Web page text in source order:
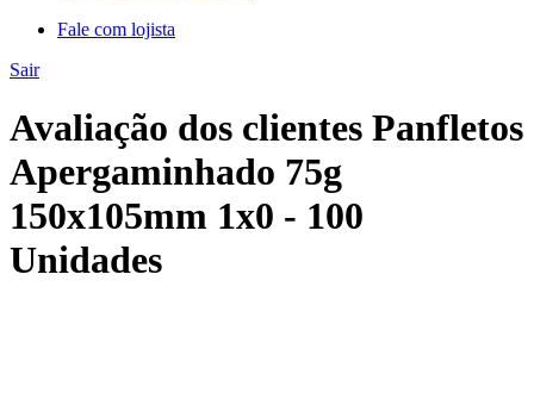
Fale com lojista
Sair
Avaliação dos clientes Panfletos
Apergaminhado 75g
150x105mm 1x0 - 100
Unidades